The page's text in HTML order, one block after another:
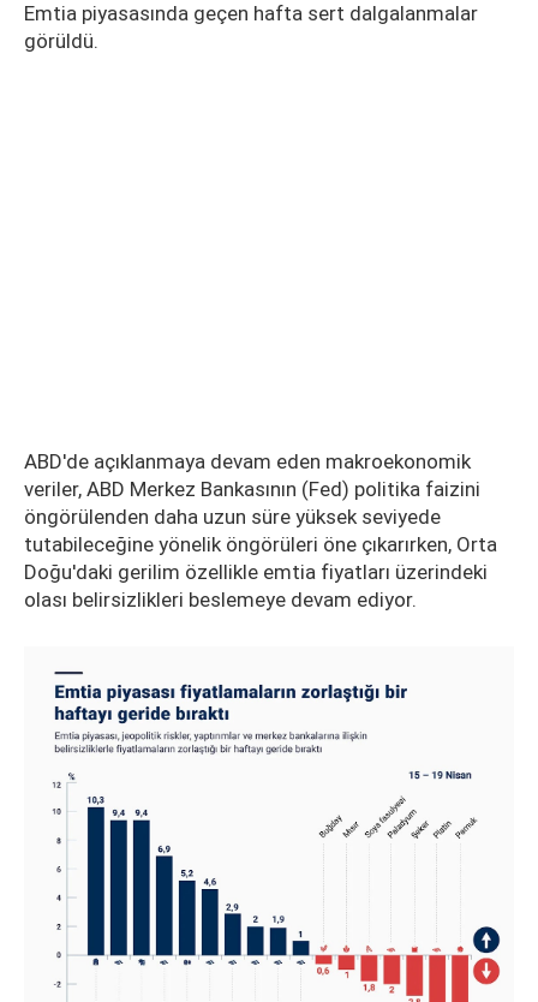
Emtia piyasasında geçen hafta sert dalgalanmalar
görüldü.
ABD'de açıklanmaya devam eden makroekonomik
veriler, ABD Merkez Bankasının (Fed) politika faizini
öngörülenden daha uzun süre yüksek seviyede
tutabileceğine yönelik öngörüleri öne çıkarırken, Orta
Doğu'daki gerilim özellikle emtia fiyatları üzerindeki
olası belirsizlikleri beslemeye devam ediyor.